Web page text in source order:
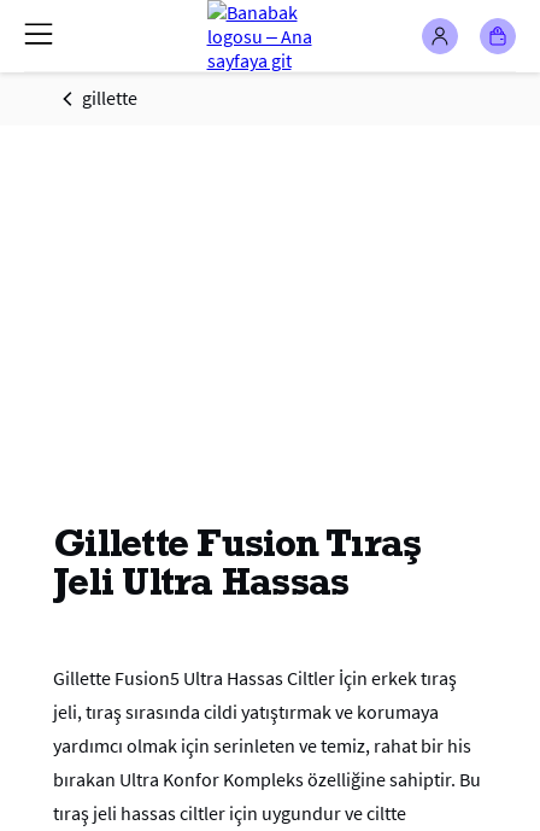
gillette
Gillette Fusion Tıraş
Jeli Ultra Hassas
Gillette Fusion5 Ultra Hassas Ciltler İçin erkek tıraş
jeli, tıraş sırasında cildi yatıştırmak ve korumaya
yardımcı olmak için serinleten ve temiz, rahat bir his
bırakan Ultra Konfor Kompleks özelliğine sahiptir. Bu
tıraş jeli hassas ciltler için uygundur ve ciltte